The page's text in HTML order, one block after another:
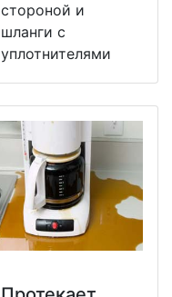
стороной и
шланги с
уплотнителями